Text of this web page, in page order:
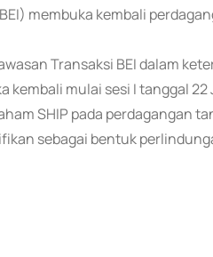
membuka kembali
Transaksi BEI dalam
kembali mulai sesi I tanggal
SHIP pada perdagangan
sebagai bentuk